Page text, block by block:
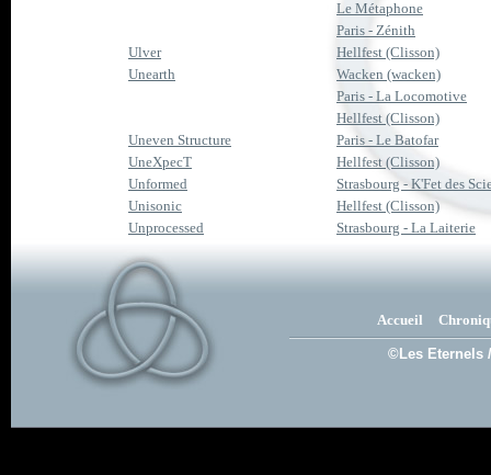
Le Métaphone
Paris - Zénith
Ulver
Hellfest (Clisson)
Unearth
Wacken (wacken)
Paris - La Locomotive
Hellfest (Clisson)
Uneven Structure
Paris - Le Batofar
UneXpecT
Hellfest (Clisson)
Unformed
Strasbourg - K'Fet des
Unisonic
Hellfest (Clisson)
Unprocessed
Strasbourg - La Laiterie
Accueil
©Les Eternels